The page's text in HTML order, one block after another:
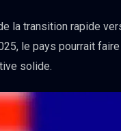
la transition rapide
le pays pourrait
solide.